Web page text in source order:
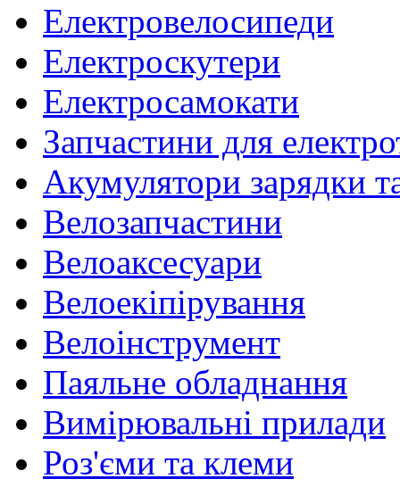
Електровелосипеди
Електроскутери
Електросамокати
Запчастини для
Акумулятори зарядки
Велозапчастини
Велоаксесуари
Велоекіпірування
Велоінструмент
Паяльне обладнання
Вимірювальні прилади
Роз'єми та клеми